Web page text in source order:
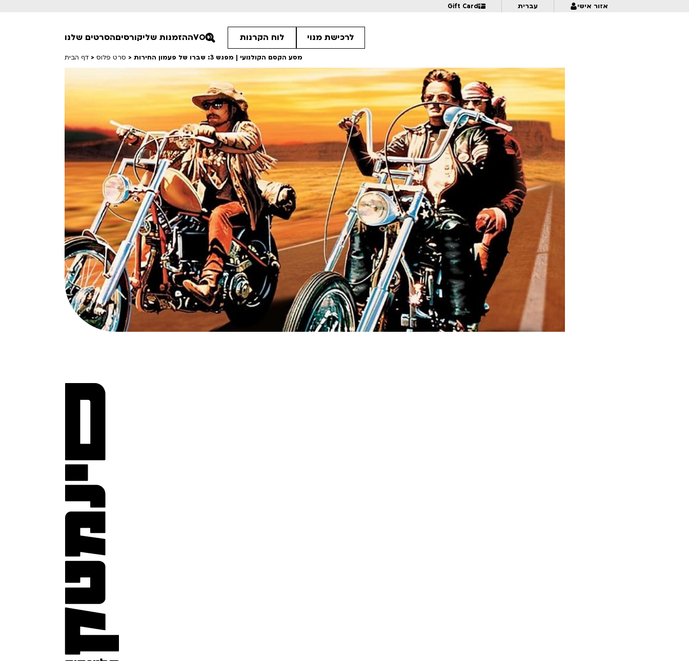
Gift Card עברית אזור אישי
הסרטים שלנו
חופשי למנויים
סרט פלוס
Lobby Kids
לפי ימים
מחווה לקוונטין טרנטינו
Details
מחווה לקוונטין טרנטינו
Details
10:00 אנימציה בתנופה | לכל המשפחה | פסטיבל אנימיקס 2026
10:30 מזווית אחרת – דוקומציה | לגילאי 16+ | פסטיבל אנימיקס 2026
10:30 פרצוף בפלסטלינה | לגילאי 5+ בליווי הורים | פסטיבל אנימיקס 2026
קורסיםההזמנות שליVOD לוח הקרנות לרכישת מנוי
דף הבית > סרט פלוס > מסע הקסם הקולנועי | מפגש 3: שברו של פעמון החירות